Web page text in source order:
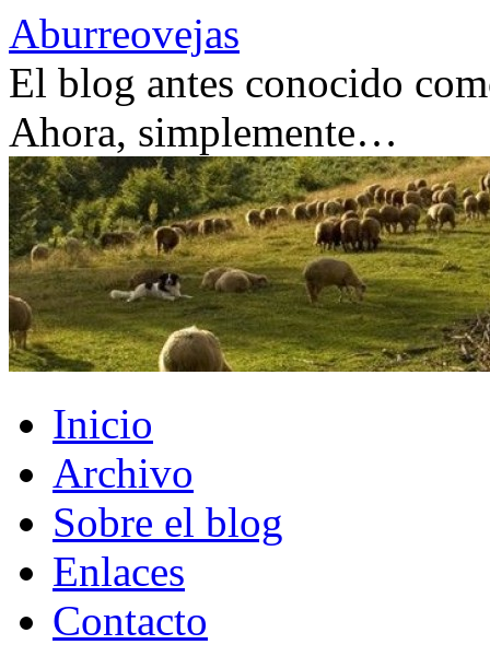
Saltar
al
contenido
Aburreovejas
El blog antes conocido
Ahora, simplemente…
Inicio
Archivo
Sobre el blog
Enlaces
Contacto